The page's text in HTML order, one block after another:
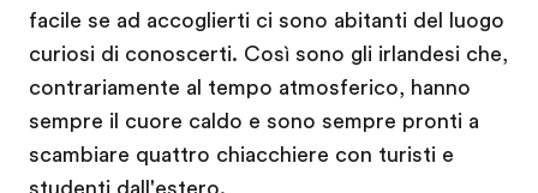
facile se ad accoglierti ci sono abitanti del luogo
curiosi di conoscerti. Così sono gli irlandesi che,
contrariamente al tempo atmosferico, hanno
sempre il cuore caldo e sono sempre pronti a
scambiare quattro chiacchiere con turisti e
studenti dall'estero.